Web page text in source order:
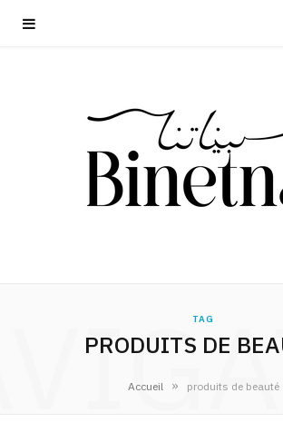
TAG
PRODUITS DE
Accueil » produits de beauté